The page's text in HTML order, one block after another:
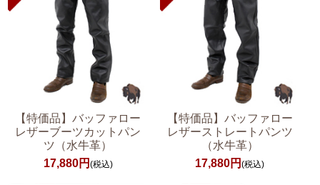
【特価品】バッファロー
レザーブーツカットパン
ツ（水牛革）
17,880円 (税込)
【特価品】バッファロー
レザーストレートパンツ
（水牛革）
17,880円(税込)